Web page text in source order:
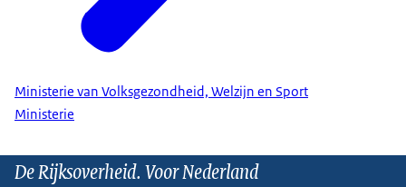
Ministerie van Volksgezondheid, Welzijn en Sport
Ministerie
De Rijksoverheid. Voor Nederland